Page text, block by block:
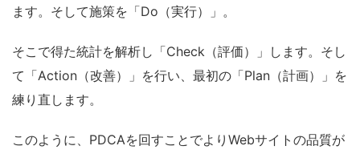
ます。そして施策を「Do（実行）」。
そこで得た統計を解析し「Check（評価）」します。そし
て「Action（改善）」を行い、最初の「Plan（計画）」を
練り直します。
このように、PDCAを回すことでよりWebサイトの品質が